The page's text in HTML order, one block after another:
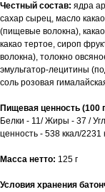
Честный состав: ядра
сахар сырец, масло
(пищевые волокна),
какао тертое, сироп
волокна), толокно
эмульгатор-лецитины
соль розовая
Пищевая ценность (100
Белки - 11/ Жиры - 37 /
ценность - 538 ккал/2231
Масса нетто: 125 г
Условия хранения